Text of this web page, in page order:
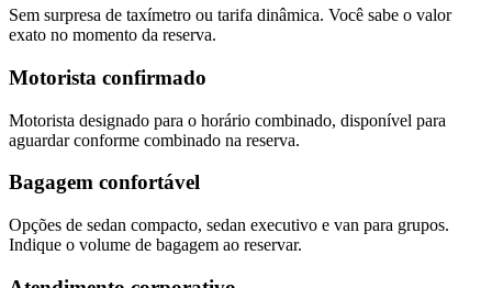
Sem surpresa de taxímetro ou tarifa dinâmica. Você sabe o valor
exato no momento da reserva.
Motorista confirmado
Motorista designado para o horário combinado, disponível para
aguardar conforme combinado na reserva.
Bagagem confortável
Opções de sedan compacto, sedan executivo e van para grupos.
Indique o volume de bagagem ao reservar.